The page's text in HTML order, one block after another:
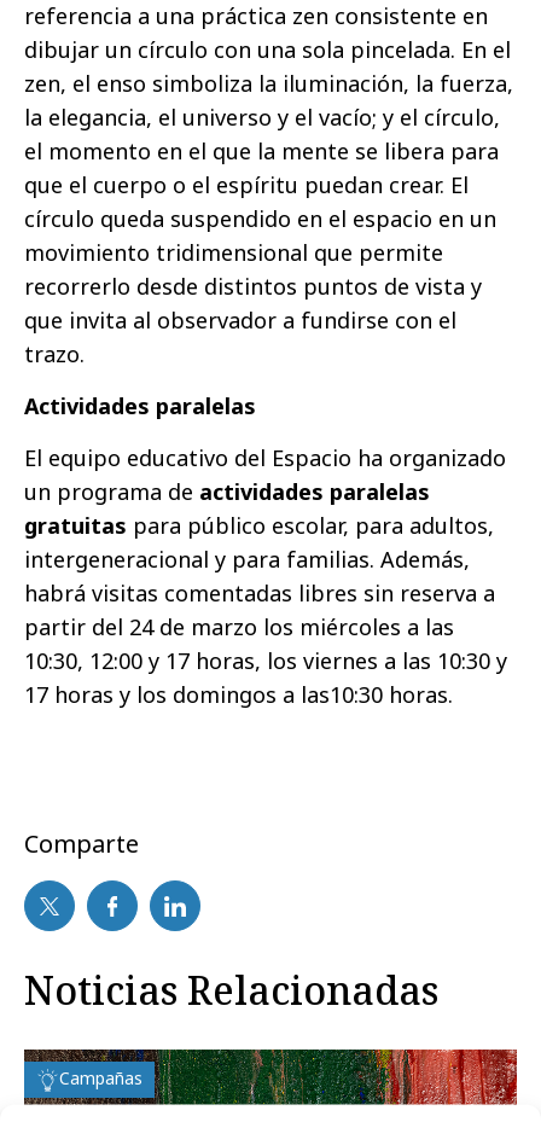
referencia a una práctica zen consistente en
dibujar un círculo con una sola pincelada. En el
zen, el enso simboliza la iluminación, la fuerza,
la elegancia, el universo y el vacío; y el círculo,
el momento en el que la mente se libera para
que el cuerpo o el espíritu puedan crear. El
círculo queda suspendido en el espacio en un
movimiento tridimensional que permite
recorrerlo desde distintos puntos de vista y
que invita al observador a fundirse con el
trazo.
Actividades paralelas
El equipo educativo del Espacio ha organizado
un programa de actividades paralelas
gratuitas para público escolar, para adultos,
intergeneracional y para familias. Además,
habrá visitas comentadas libres sin reserva a
partir del 24 de marzo los miércoles a las
10:30, 12:00 y 17 horas, los viernes a las 10:30 y
17 horas y los domingos a las10:30 horas.
Comparte
Noticias Relacionadas
Campañas